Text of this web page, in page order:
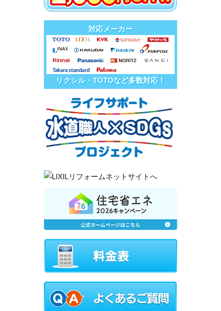
対応メーカー
リクシル・TOTOなど多数対応！